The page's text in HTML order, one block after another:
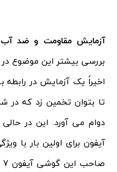
آزمایش مقاومت و ضد آب بودن
بررسی بیشتر این موضوع در
تا بتوان تخمین زد که
دوام می آورد. این در
آیفون برای اولین بار با